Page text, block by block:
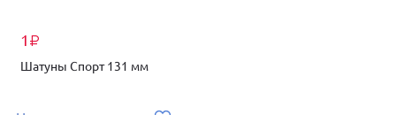
1 ₽
Шатуны Спорт 131 мм